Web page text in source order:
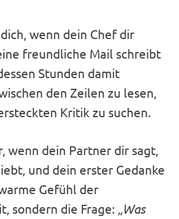
wenn dein Chef dir
freundliche Mail schreibt
Stunden damit
den Zeilen zu lesen,
Kritik zu suchen.
wenn dein Partner dir sagt,
und dein erster Gedanke
Gefühl der
sondern die Frage: „Was